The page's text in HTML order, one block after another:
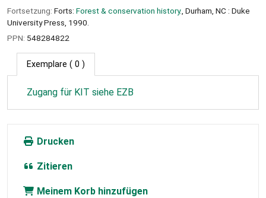
Fortsetzung: Forts: Forest & conservation history. , Durham, NC : Duke
University Press, 1990.
PPN: 548284822
Exemplare ( 0 )
Zugang für KIT siehe EZB
Drucken
Zitieren
Meinem Korb hinzufügen